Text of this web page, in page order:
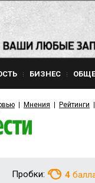
БИЗНЕС
Мнения Рейтинги
Пробки: 4